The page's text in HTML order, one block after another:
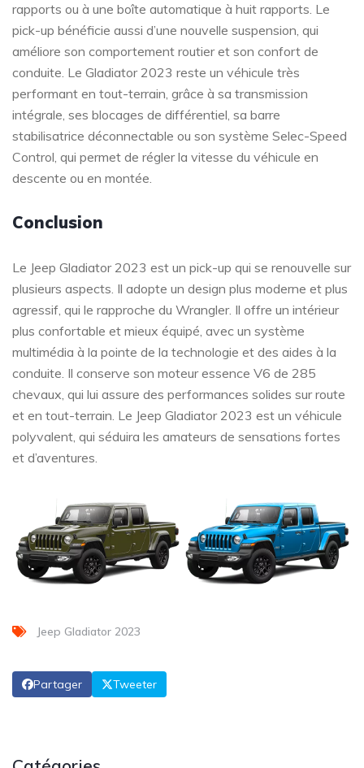
rapports ou à une boîte automatique à huit rapports. Le
pick-up bénéficie aussi d’une nouvelle suspension, qui
améliore son comportement routier et son confort de
conduite. Le Gladiator 2023 reste un véhicule très
performant en tout-terrain, grâce à sa transmission
intégrale, ses blocages de différentiel, sa barre
stabilisatrice déconnectable ou son système Selec-Speed
Control, qui permet de régler la vitesse du véhicule en
descente ou en montée.
Conclusion
Le Jeep Gladiator 2023 est un pick-up qui se renouvelle sur
plusieurs aspects. Il adopte un design plus moderne et plus
agressif, qui le rapproche du Wrangler. Il offre un intérieur
plus confortable et mieux équipé, avec un système
multimédia à la pointe de la technologie et des aides à la
conduite. Il conserve son moteur essence V6 de 285
chevaux, qui lui assure des performances solides sur route
et en tout-terrain. Le Jeep Gladiator 2023 est un véhicule
polyvalent, qui séduira les amateurs de sensations fortes
et d’aventures.
Jeep Gladiator 2023
Partager Tweeter